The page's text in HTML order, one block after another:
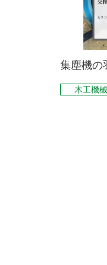
集塵機の
木工機械